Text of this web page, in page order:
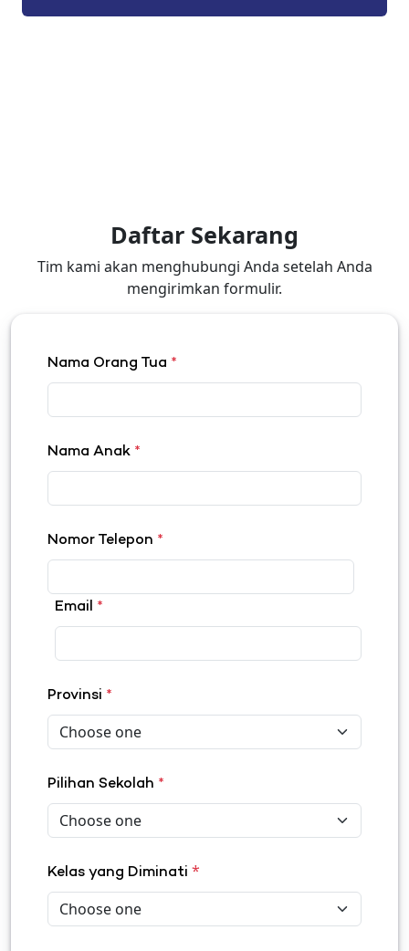
Daftar Sekarang
Tim kami akan menghubungi Anda setelah Anda
mengirimkan formulir.
Nama Orang Tua *
Nama Anak *
Nomor Telepon *
Email *
Provinsi *
Pilihan Sekolah *
Kelas yang Diminati *